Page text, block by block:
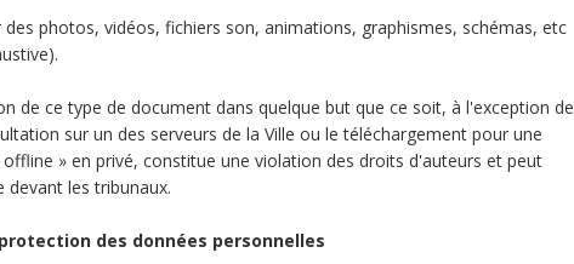
des photos, vidéos, fichiers son, animations, graphismes, schémas, etc
de ce type de document dans quelque but que ce soit, à l'exception de
sur un des serveurs de la Ville ou le téléchargement pour une
» en privé, constitue une violation des droits d'auteurs et peut
devant les tribunaux.
des données personnelles